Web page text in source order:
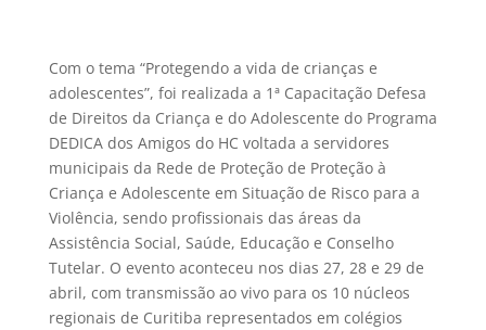
Com o tema “Protegendo a vida de crianças e
adolescentes”, foi realizada a 1ª Capacitação Defesa
de Direitos da Criança e do Adolescente do Programa
DEDICA dos Amigos do HC voltada a servidores
municipais da Rede de Proteção de Proteção à
Criança e Adolescente em Situação de Risco para a
Violência, sendo profissionais das áreas da
Assistência Social, Saúde, Educação e Conselho
Tutelar. O evento aconteceu nos dias 27, 28 e 29 de
abril, com transmissão ao vivo para os 10 núcleos
regionais de Curitiba representados em colégios